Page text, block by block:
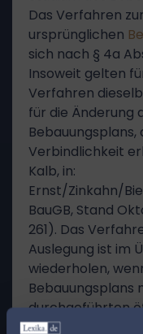
Das Verfahren
ursprünglichen
sich nach § 4a
Insoweit gelten
Verfahren
für die Änderung
Verbindlichkeit
Kalb, in:
Ernst/Zinkahn/
BauGB, Stand
261). Das
Auslegung ist im
wiederholen,
Bebauungsplans
durchgeführten
in einer die